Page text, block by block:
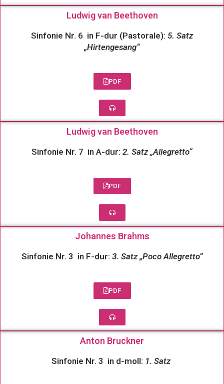
Ludwig van Beethoven
Sinfonie Nr. 6 in F-dur (Pastorale): 5. Satz
„Hirtengesang“
PDF
Ludwig van Beethoven
Sinfonie Nr. 7 in A-dur: 2. Satz „Allegretto“
PDF
Johannes Brahms
Sinfonie Nr. 3 in F-dur: 3. Satz „Poco Allegretto“
PDF
Anton Bruckner
Sinfonie Nr. 3 in d-moll: 1. Satz